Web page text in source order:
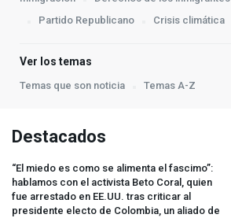
Partido Republicano
Crisis climática
Ver los temas
Temas que son noticia Temas A-Z
Destacados
“El miedo es como se alimenta el fascimo”:
hablamos con el activista Beto Coral, quien
fue arrestado en EE.UU. tras criticar al
presidente electo de Colombia, un aliado de